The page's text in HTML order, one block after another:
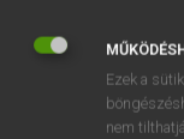
Ezek a
nem